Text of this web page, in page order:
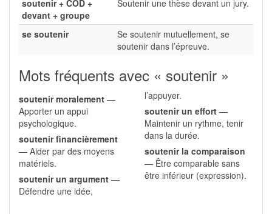
soutenir + COD +
devant + groupe
Soutenir une thèse devant un jury.
se soutenir
Se soutenir mutuellement, se
soutenir dans l’épreuve.
Mots fréquents avec « soutenir »
soutenir moralement —
Apporter un appui
psychologique.
soutenir financièrement
— Aider par des moyens
matériels.
soutenir un argument —
Défendre une idée,
l’appuyer.
soutenir un effort —
Maintenir un rythme, tenir
dans la durée.
soutenir la comparaison
— Être comparable sans
être inférieur (expression).